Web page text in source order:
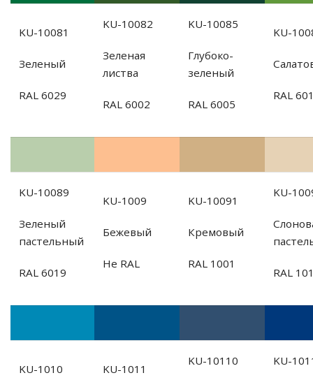
KU-10081
Зеленый
RAL 6029
KU-10082
Зеленая
листва
RAL 6002
KU-10085
Глубоко-
зеленый
RAL 6005
KU-
RAL
KU-10089
Зеленый
пастельный
RAL 6019
KU-1009
Бежевый
Не RAL
KU-10091
Кремовый
RAL 1001
KU-
RAL
KU-1010 KU-1011
KU-10110 KU-